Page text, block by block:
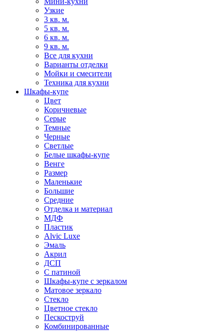
Узкие
3 кв. м.
5 кв. м.
6 кв. м.
9 кв. м.
Все для кухни
Варианты отделки
Мойки и смесители
Техника для кухни
Шкафы-купе
Цвет
Коричневые
Серые
Темные
Черные
Светлые
Белые шкафы-купе
Венге
Размер
Маленькие
Большие
Средние
Отделка и материал
МДФ
Пластик
Alvic Luxe
Эмаль
Акрил
ДСП
С патиной
Шкафы-купе с зеркалом
Матовое зеркало
Стекло
Цветное стекло
Пескоструй
Комбинированные